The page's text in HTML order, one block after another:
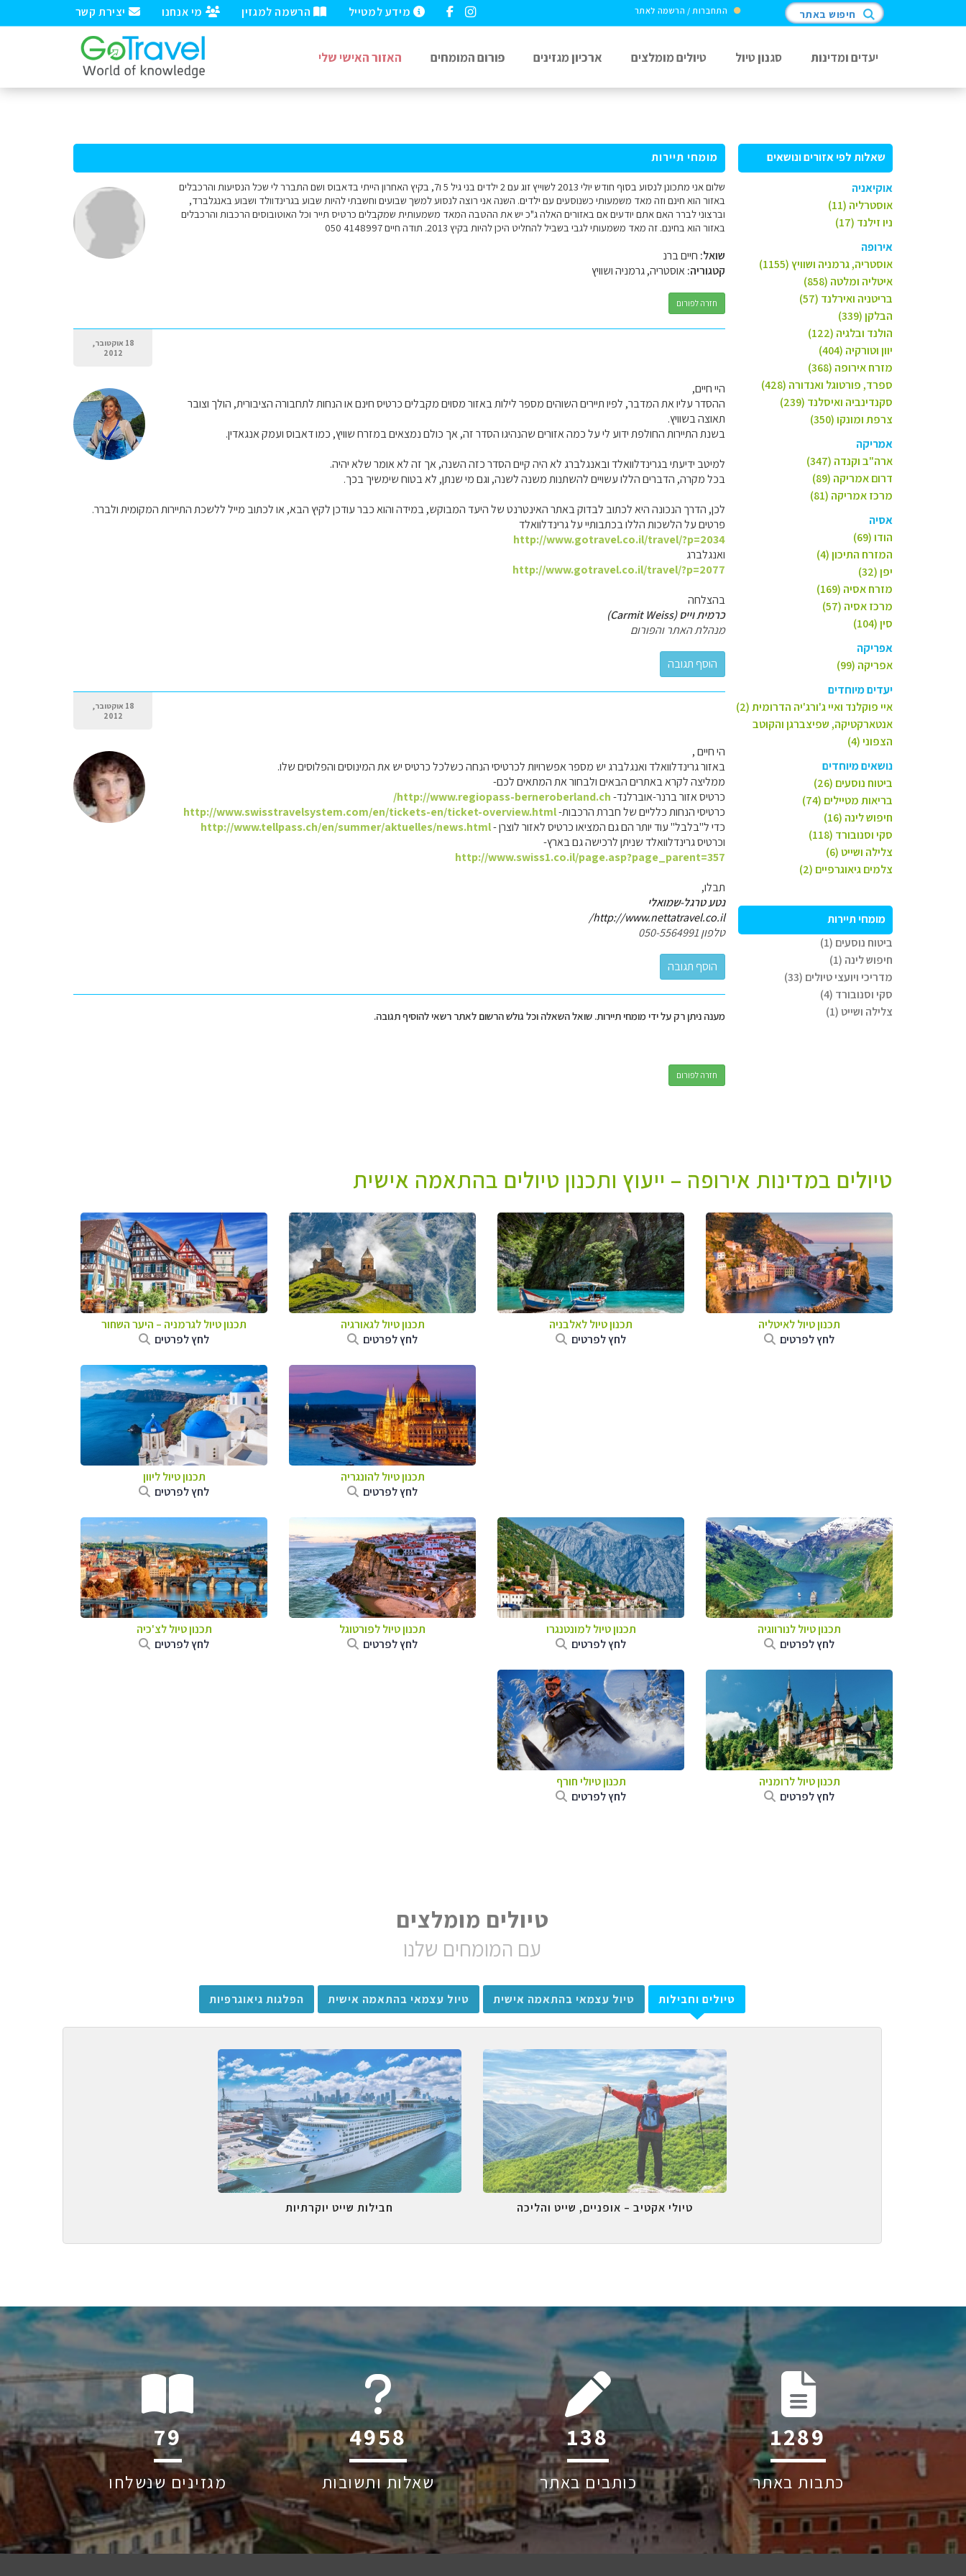
יצירת קשר מי אנחנו הרשמה למגזין מידע למטייל התחברות / הרשמה לאתר חיפוש באתר
יעדים ומדינות סגנון טיול טיולים מומלצים ארכיון מגזינים פורום המומחים האזור האישי שלי
שאלות לפי אזורים ונושאים
אוקיאניה
אוסטרליה (11)
ניו זילנד (17)
אירופה
אוסטריה, גרמניה ושוויץ (1155)
איטליה ומלטה (858)
בריטניה ואירלנד (57)
הבלקן (339)
הולנד ובלגיה (122)
יוון וטורקיה (404)
מזרח אירופה (368)
ספרד, פורטוגל ואנדורה (428)
סקנדינביה ואיסלנד (239)
צרפת ומונקו (350)
אמריקה
ארה"ב וקנדה (347)
דרום אמריקה (89)
מרכז אמריקה (81)
אסיה
הודו (69)
המזרח התיכון (4)
יפן (32)
מזרח אסיה (169)
מרכז אסיה (57)
סין (104)
אפריקה
אפריקה (99)
יעדים מיוחדים
איי פוקלנד ואיי ג'ורג'יה הדרומית (2)
אנטארקטיקה, שפיצברגן והקוטב
הצפוני (4)
נושאים מיוחדים
ביטוח נוסעים (26)
בריאות מטיילים (74)
חיפוש לינה (16)
סקי וסנובורד (118)
צלילה ושייט (6)
צלמים גיאוגרפיים (2)
מומחי תיירות
ביטוח נוסעים (1)
חיפוש לינה (1)
מדריכי ויועצי טיולים (33)
סקי וסנובורד (4)
צלילה ושייט (1)
מומחי תיירות
שלום אני מתכונן לנסוע בסוף חודש יולי 2013 לשוייץ זוג עם 2 ילדים בני גיל 5 ו7, בקיץ האחרון הייתי בדאבוס ושם התברר לי שכל הנסיעות והרכבלים
באזור הוא חינם וזה מאד משמעותי כשנוסעים עם ילדים. השנה אני רוצה לנסוע למשך שבועים וחשבתי להיות שבוע בגרינדוולד ושבוע באנגלברד,
וברצוני לברר האם אתם יודעים אם באזורים האלה ג"כ יש את ההטבה המאד משמעותית שמקבלים כרטיס תייר וכל האוטובוסים הרכבות והרכבלים
באזור הוא בחינם. זה מאד משמעותי לגבי בשביל להחליט היכן להיות בקיץ 2013. תודה חיים 4148997 050
שואל: חיים ברנ
קטגוריה:אוסטריה, גרמניה ושוויץ
חזרה לפורום
18 אוקטובר,
2012
היי חיים,
ההסדר עליו את המדבר, לפיו תיירים השוהים מספר לילות באזור מסוים מקבלים כרטיס חינם או הנחות לתחבורה הציבורית, הולך וצובר
תאוצה בשוויץ.
בשנת התיירות החולפת ידוע לי על כמה אזורים שהנהיגו הסדר זה, אך כולם נמצאים במזרח שוויץ, כמו דאבוס ועמק אנגאדין.
למיטב ידיעתי בגרינדלוואלד ובאנגלברג לא היה קיים הסדר כזה השנה, אך זה לא אומר שלא יהיה.
בכל מקרה, הדברים הללו עשויים להשתנות משנה לשנה, וגם מי שנתן, לא בטוח שימשיך בכך.
לכן, הדרך הנכונה היא לכתוב לבדוק באתר האינטרנט של היעד המבוקש, במידה והוא כבר עודכן לקיץ הבא, או לכתוב מייל ללשכת התיירות המקומית ולברר.
פרטים על הלשכות הללו בכתבותיי על גרינדלוואלד
http://www.gotravel.co.il/travel/?p=2034
ואנגלברג
http://www.gotravel.co.il/travel/?p=2077
בהצלחה
כרמית וייס (Carmit Weiss)
מנהלת האתר והפורום
18 אוקטובר,
2012
הי חיים ,
באזור גרינדלוואלד ואנגלברג יש מספר אפשרויות לכרטיסי הנחה כשלכל כרטיס יש את המינוסים והפלוסים שלו.
ממליצה לקרא באתרים הבאים ולבחור את המתאים לכם-
כרטיס אזור ברנר-אוברלנד-http://www.regiopass-berneroberland.ch/
כרטיסי הנחות כלליים של חברת הרכבות-http://www.swisstravelsystem.com/en/tickets-en/ticket-overview.html
כדי ל"בלבל" עוד יותר הם גם המציאו כרטיס לאזור לוצרן -http://www.tellpass.ch/en/summer/aktuelles/news.html
וכרטיס גרינדלוואלד שניתן לרכישה גם בארץ-
http://www.swiss1.co.il/page.asp?page_parent=357
תבלו,
נטע טרגל-שמואלי
http://www.nettatravel.co.il/
טלפון 050-5564991
מענה ניתן רק על ידי מומחי תיירות. שואל השאלה וכל גולש הרשום לאתר רשאי להוסיף תגובה.
חזרה לפורום
טיולים במדינות אירופה – ייעוץ ותכנון טיולים בהתאמה אישית
תכנון טיול לאיטליה
לחץ לפרטים
תכנון טיול לאלבניה
לחץ לפרטים
תכנון טיול לגאורגיה
לחץ לפרטים
תכנון טיול לגרמניה – היער השחור
לחץ לפרטים
תכנון טיול להונגריה
לחץ לפרטים
תכנון טיול ליוון
לחץ לפרטים
תכנון טיול לנורווגיה
לחץ לפרטים
תכנון טיול למונטנגרו
לחץ לפרטים
תכנון טיול לפורטוגל
לחץ לפרטים
תכנון טיול לצ'כיה
לחץ לפרטים
תכנון טיול לרומניה
לחץ לפרטים
תכנון טיולי חורף
לחץ לפרטים
טיולים מומלצים
עם המומחים שלנו
טיולים וחבילות טיול עצמאי בהתאמה אישית טיול עצמאי בהתאמה אישית הפלגות גיאוגרפיות
טיולי אקטיב – אופניים, שייט והליכה חבילות שייט יוקרתיות
124
מגזינים שנשלחו
6045
שאלות ותשובות
218
כותבים באתר
2025
כתבות באתר